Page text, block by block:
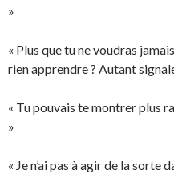
»
« Plus que tu ne voudras
rien apprendre ? Autant
« Tu pouvais te montrer plus
»
« Je n’ai pas à agir de la sorte